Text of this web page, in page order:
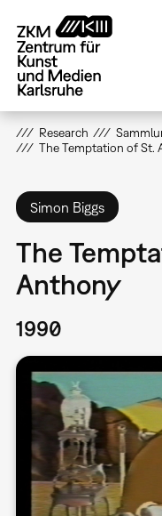
zum
Inhalt
Research
The Temptation of St.
Simon Biggs
The
Anthony
1990